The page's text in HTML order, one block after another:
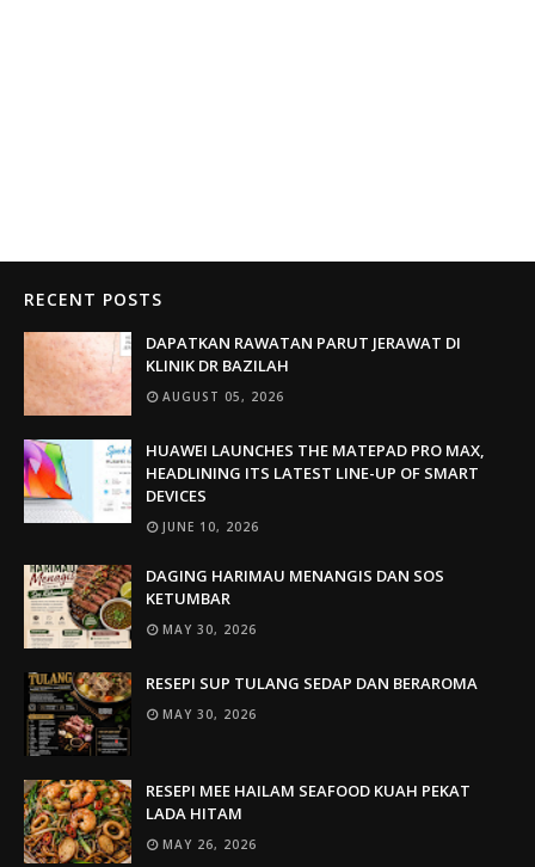
RECENT POSTS
DAPATKAN RAWATAN PARUT JERAWAT DI
KLINIK DR BAZILAH
AUGUST 05, 2026
HUAWEI LAUNCHES THE MATEPAD PRO MAX,
HEADLINING ITS LATEST LINE-UP OF SMART
DEVICES
JUNE 10, 2026
DAGING HARIMAU MENANGIS DAN SOS
KETUMBAR
MAY 30, 2026
RESEPI SUP TULANG SEDAP DAN BERAROMA
MAY 30, 2026
RESEPI MEE HAILAM SEAFOOD KUAH PEKAT
LADA HITAM
MAY 26, 2026